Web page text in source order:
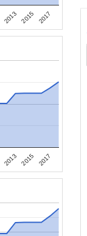
2013 2015 2017
2013 2015 2017